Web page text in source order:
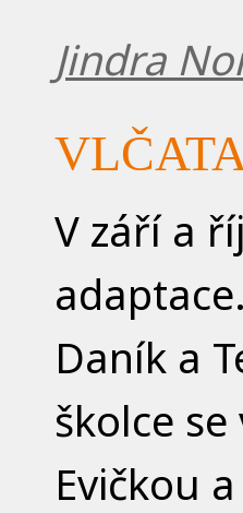
Jindra
V září a
Daník a
školce
Evičkou